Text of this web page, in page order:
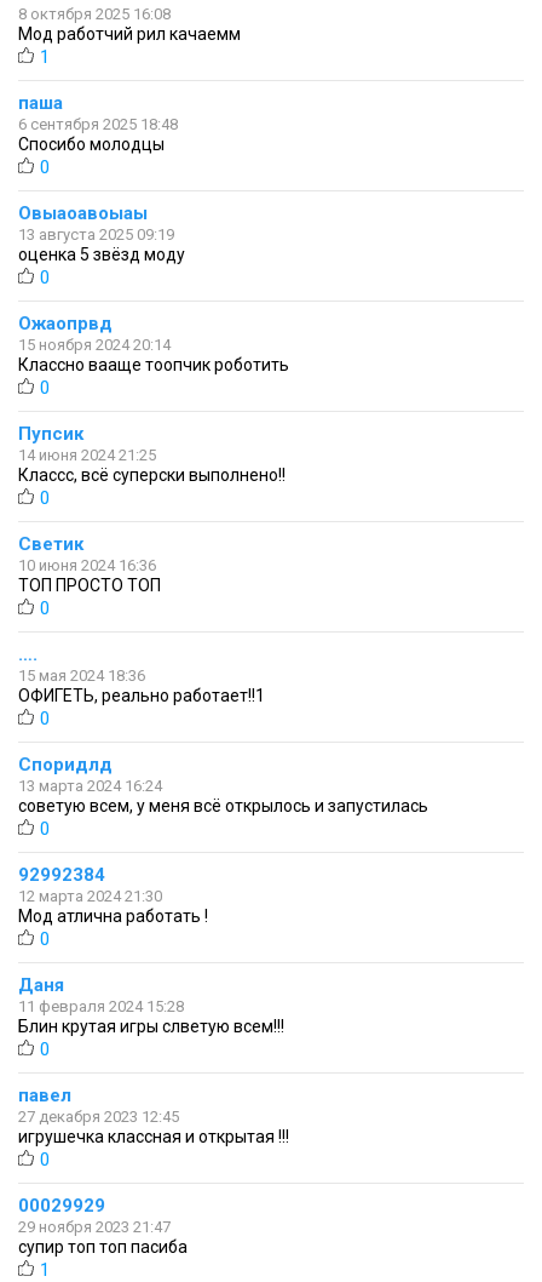
8 октября 2025 16:08
Мод работчий рил качаемм
1
паша
6 сентября 2025 18:48
Спосибо молодцы
0
Овыаоавоыаы
13 августа 2025 09:19
оценка 5 звёзд моду
0
Ожаопрвд
15 ноября 2024 20:14
Классно вааще тоопчик роботить
0
Пупсик
14 июня 2024 21:25
Классс, всё суперски выполнено!!
0
Светик
10 июня 2024 16:36
ТОП ПРОСТО ТОП
0
….
15 мая 2024 18:36
ОФИГЕТЬ, реально работает!!1
0
Споридлд
13 марта 2024 16:24
советую всем, у меня всё открылось и запустилась
0
92992384
12 марта 2024 21:30
Мод атлична работать !
0
Даня
11 февраля 2024 15:28
Блин крутая игры слветую всем!!!
0
павел
27 декабря 2023 12:45
игрушечка классная и открытая !!!
0
00029929
29 ноября 2023 21:47
супир топ топ пасиба
1